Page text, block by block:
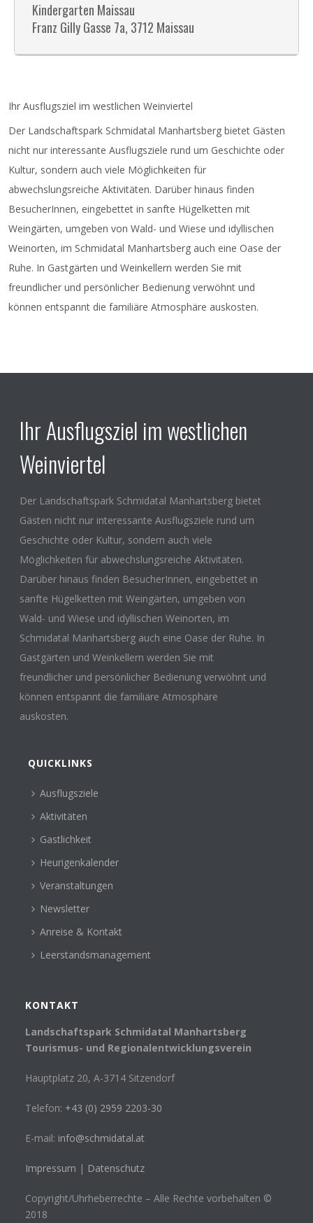
Kindergarten Maissau
Franz Gilly Gasse 7a, 3712 Maissau
Ihr Ausflugsziel im westlichen Weinviertel
Der Landschaftspark Schmidatal Manhartsberg bietet Gästen
nicht nur interessante Ausflugsziele rund um Geschichte oder
Kultur, sondern auch viele Möglichkeiten für
abwechslungsreiche Aktivitäten. Darüber hinaus finden
BesucherInnen, eingebettet in sanfte Hügelketten mit
Weingärten, umgeben von Wald- und Wiese und idyllischen
Weinorten, im Schmidatal Manhartsberg auch eine Oase der
Ruhe. In Gastgärten und Weinkellern werden Sie mit
freundlicher und persönlicher Bedienung verwöhnt und
können entspannt die familiäre Atmosphäre auskosten.
Ihr Ausflugsziel im westlichen
Weinviertel
Der Landschaftspark Schmidatal Manhartsberg bietet
Gästen nicht nur interessante Ausflugsziele rund um
Geschichte oder Kultur, sondern auch viele
Möglichkeiten für abwechslungsreiche Aktivitäten.
Darüber hinaus finden BesucherInnen, eingebettet in
sanfte Hügelketten mit Weingärten, umgeben von
Wald- und Wiese und idyllischen Weinorten, im
Schmidatal Manhartsberg auch eine Oase der Ruhe. In
Gastgärten und Weinkellern werden Sie mit
freundlicher und persönlicher Bedienung verwöhnt und
können entspannt die familiäre Atmosphäre
auskosten.
QUICKLINKS
Ausflugsziele
Aktivitäten
Gastlichkeit
Heurigenkalender
Veranstaltungen
Newsletter
Anreise & Kontakt
Leerstandsmanagement
KONTAKT
Landschaftspark Schmidatal Manhartsberg
Tourismus- und Regionalentwicklungsverein
Hauptplatz 20, A-3714 Sitzendorf
Telefon: +43 (0) 2959 2203-30
E-mail: info@schmidatal.at
Impressum | Datenschutz
Copyright/Uhrheberrechte – Alle Rechte vorbehalten ©
2018